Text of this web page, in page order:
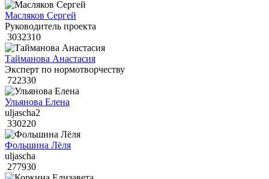
Масляков Сергей
Руководитель проекта
3032310
Тайманова Анастасия
Эксперт по нормотворчеству
722330
Ульянова Елена
uljascha2
330220
Фольшина Лёля
uljascha
277930